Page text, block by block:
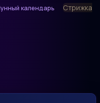
календарь
Стрижка